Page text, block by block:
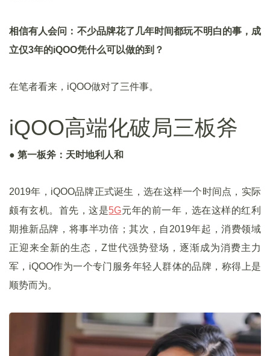
相信有人会问：不少品牌花了几年时间都玩不明白的事，成
立仅3年的iQOO凭什么可以做的到？
在笔者看来，iQOO做对了三件事。
iQOO高端化破局三板斧
● 第一板斧：天时地利人和
2019年，iQOO品牌正式诞生，选在这样一个时间点，实际
颇有玄机。首先，这是5G元年的前一年，选在这样的红利
期推新品牌，将事半功倍；其次，自2019年起，消费领域
正迎来全新的生态，Z世代强势登场，逐渐成为消费主力
军，iQOO作为一个专门服务年轻人群体的品牌，称得上是
顺势而为。